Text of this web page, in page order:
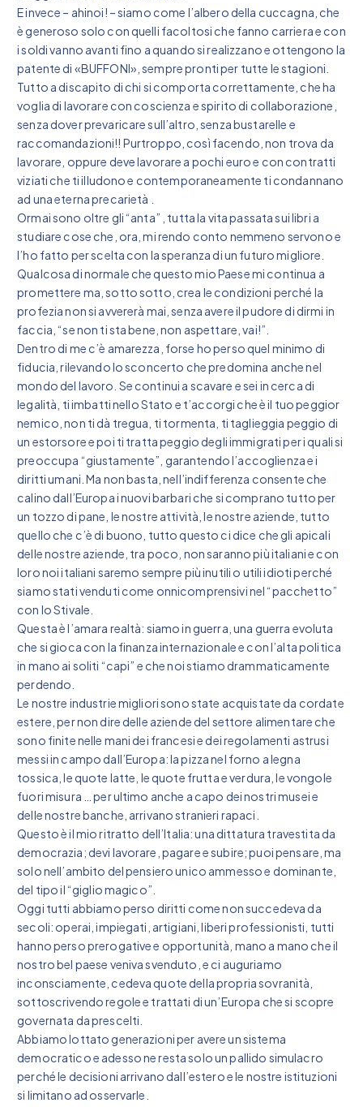
E invece – ahinoi! – siamo come l’albero della cuccagna, che
è generoso solo con quelli facoltosi che fanno carriera e con
i soldi vanno avanti fino a quando si realizzano e ottengono la
patente di «BUFFONI», sempre pronti per tutte le stagioni.
Tutto a discapito di chi si comporta correttamente, che ha
voglia di lavorare con coscienza e spirito di collaborazione,
senza dover prevaricare sull’altro, senza bustarelle e
raccomandazioni!! Purtroppo, così facendo, non trova da
lavorare, oppure deve lavorare a pochi euro e con contratti
viziati che ti illudono e contemporaneamente ti condannano
ad una eterna precarietà .
Ormai sono oltre gli “anta” , tutta la vita passata sui libri a
studiare cose che, ora, mi rendo conto nemmeno servono e
l’ho fatto per scelta con la speranza di un futuro migliore.
Qualcosa di normale che questo mio Paese mi continua a
promettere ma, sotto sotto, crea le condizioni perché la
profezia non si avvererà mai, senza avere il pudore di dirmi in
faccia, “se non ti sta bene, non aspettare, vai!”.
Dentro di me c’è amarezza, forse ho perso quel minimo di
fiducia, rilevando lo sconcerto che predomina anche nel
mondo del lavoro. Se continui a scavare e sei in cerca di
legalità, ti imbatti nello Stato e t’accorgi che è il tuo peggior
nemico, non ti dà tregua, ti tormenta, ti taglieggia peggio di
un estorsore e poi ti tratta peggio degli immigrati per i quali si
preoccupa “giustamente”, garantendo l’accoglienza e i
diritti umani. Ma non basta, nell’indifferenza consente che
calino dall’Europa i nuovi barbari che si comprano tutto per
un tozzo di pane, le nostre attività, le nostre aziende, tutto
quello che c’è di buono, tutto questo ci dice che gli apicali
delle nostre aziende, tra poco, non saranno più italiani e con
loro noi italiani saremo sempre più inutili o utili idioti perché
siamo stati venduti come onnicomprensivi nel “pacchetto”
con lo Stivale.
Questa è l’amara realtà: siamo in guerra, una guerra evoluta
che si gioca con la finanza internazionale e con l’alta politica
in mano ai soliti “capi” e che noi stiamo drammaticamente
perdendo.
Le nostre industrie migliori sono state acquistate da cordate
estere, per non dire delle aziende del settore alimentare che
sono finite nelle mani dei francesi e dei regolamenti astrusi
messi in campo dall’Europa: la pizza nel forno a legna
tossica, le quote latte, le quote frutta e verdura, le vongole
fuori misura … per ultimo anche a capo dei nostri musei e
delle nostre banche, arrivano stranieri rapaci.
Questo è il mio ritratto dell’Italia: una dittatura travestita da
democrazia; devi lavorare, pagare e subire; puoi pensare, ma
solo nell’ambito del pensiero unico ammesso e dominante,
del tipo il “giglio magico”.
Oggi tutti abbiamo perso diritti come non succedeva da
secoli: operai, impiegati, artigiani, liberi professionisti, tutti
hanno perso prerogative e opportunità, mano a mano che il
nostro bel paese veniva svenduto, e ci auguriamo
inconsciamente, cedeva quote della propria sovranità,
sottoscrivendo regole e trattati di un’Europa che si scopre
governata da prescelti.
Abbiamo lottato generazioni per avere un sistema
democratico e adesso ne resta solo un pallido simulacro
perché le decisioni arrivano dall’estero e le nostre istituzioni
si limitano ad osservarle.